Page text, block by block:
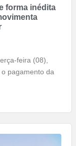
forma inédita
feira (08),
pagamento da